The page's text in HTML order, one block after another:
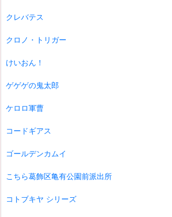
クレバテス
クロノ・トリガー
けいおん！
ゲゲゲの鬼太郎
ケロロ軍曹
コードギアス
ゴールデンカムイ
こちら葛飾区亀有公園前派出所
コトブキヤ シリーズ